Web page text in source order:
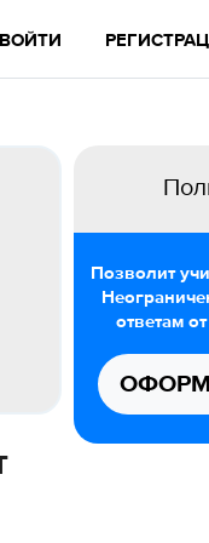
ВОЙТИ
Позволит
ответам